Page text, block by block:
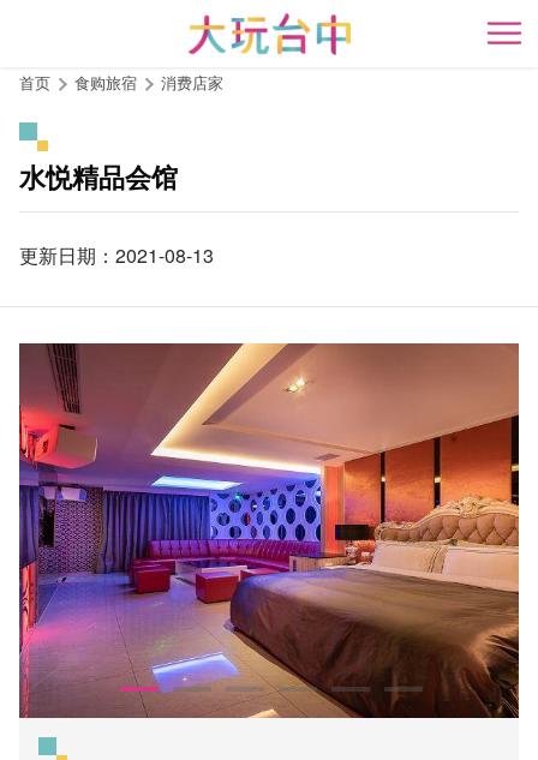
开
首页 食购旅宿 消费店家
水悦精品会馆
更新日期：2021-08-13